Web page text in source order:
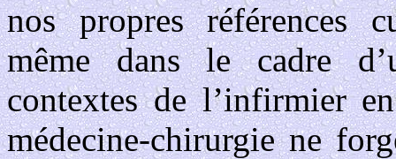
nos propres références
même dans le cadre
contextes de l’infirmier
médecine-chirurgie ne